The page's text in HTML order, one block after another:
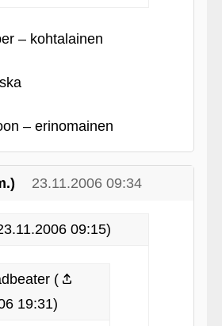
– kohtalainen
– erinomainen
23.11.2006 09:34
09:15)
(
19:31)